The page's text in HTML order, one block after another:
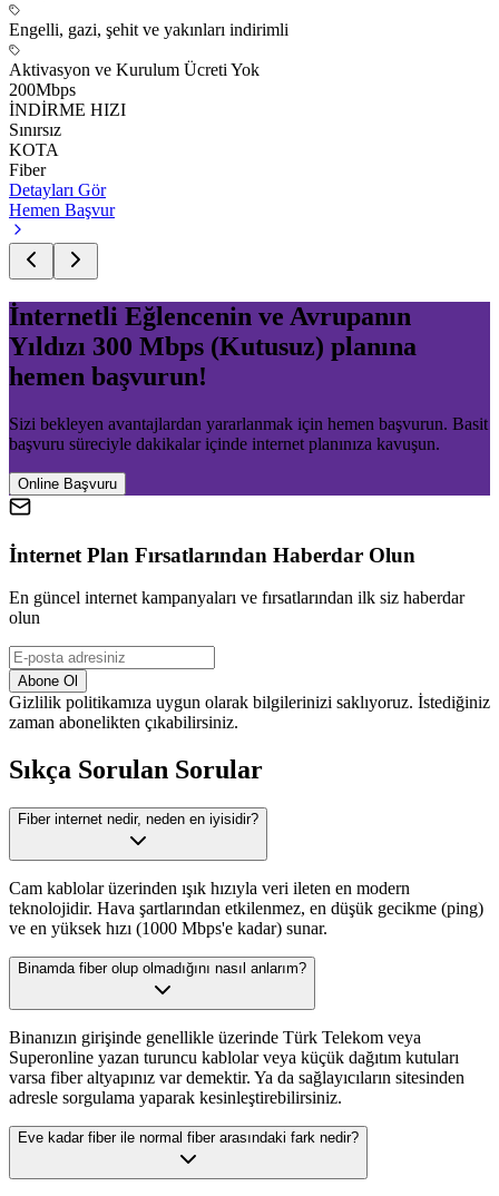
Engelli, gazi, şehit ve yakınları indirimli
Aktivasyon ve Kurulum Ücreti Yok
200Mbps
İNDİRME HIZI
Sınırsız
KOTA
Fiber
Detayları Gör
Hemen Başvur
İnternetli Eğlencenin ve Avrupanın
Yıldızı 300 Mbps (Kutusuz) planına
hemen başvurun!
Sizi bekleyen avantajlardan yararlanmak için hemen başvurun. Basit
başvuru süreciyle dakikalar içinde internet planınıza kavuşun.
Online Başvuru
İnternet Plan Fırsatlarından Haberdar Olun
En güncel internet kampanyaları ve fırsatlarından ilk siz haberdar
olun
Abone Ol
Gizlilik politikamıza uygun olarak bilgilerinizi saklıyoruz. İstediğiniz
zaman abonelikten çıkabilirsiniz.
Sıkça Sorulan Sorular
Fiber internet nedir, neden en iyisidir?
Cam kablolar üzerinden ışık hızıyla veri ileten en modern
teknolojidir. Hava şartlarından etkilenmez, en düşük gecikme (ping)
ve en yüksek hızı (1000 Mbps'e kadar) sunar.
Binamda fiber olup olmadığını nasıl anlarım?
Binanızın girişinde genellikle üzerinde Türk Telekom veya
Superonline yazan turuncu kablolar veya küçük dağıtım kutuları
varsa fiber altyapınız var demektir. Ya da sağlayıcıların sitesinden
adresle sorgulama yaparak kesinleştirebilirsiniz.
Eve kadar fiber ile normal fiber arasındaki fark nedir?